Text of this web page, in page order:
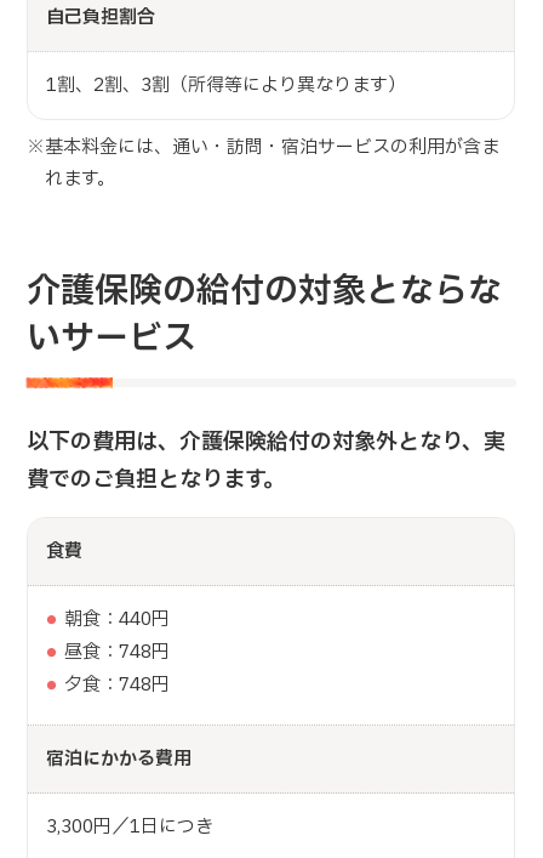
自己負担割合
1割、2割、3割（所得等により異なります）
※基本料金には、通い・訪問・宿泊サービスの利用が含ま
れます。
介護保険の給付の対象とならな
いサービス
以下の費用は、介護保険給付の対象外となり、実
費でのご負担となります。
食費
朝食：440円
昼食：748円
夕食：748円
宿泊にかかる費用
3,300円／1日につき